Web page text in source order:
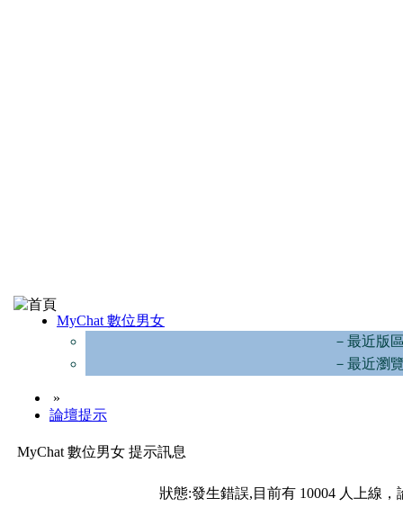
MyChat 數位男女
－最近版
－最近瀏
»
論壇提示
MyChat 數位男女 提示訊息
狀態:發生錯誤,目前有 10004 人上線